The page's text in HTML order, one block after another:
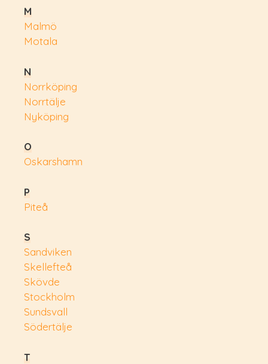
M
Malmö
Motala
N
Norrköping
Norrtälje
Nyköping
O
Oskarshamn
P
Piteå
S
Sandviken
Skellefteå
Skövde
Stockholm
Sundsvall
Södertälje
T